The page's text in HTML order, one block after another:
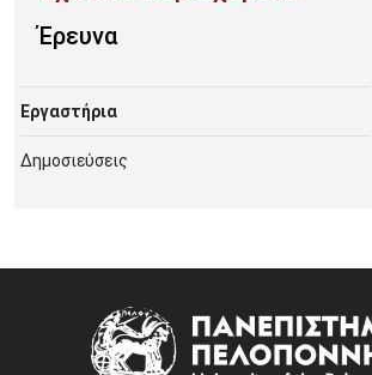
Έρευνα
Εργαστήρια
Δημοσιεύσεις